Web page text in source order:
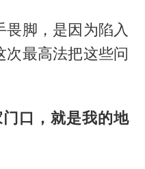
脚，是因为陷入
次最高法把这些问
口，就是我的地